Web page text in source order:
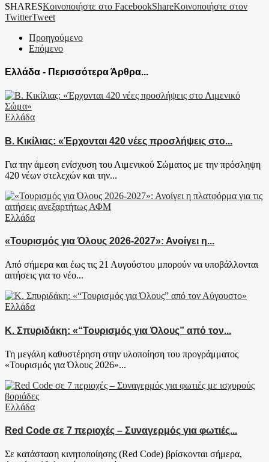
SHARESΚοινοποιήστε στο FacebookShareΚοινοποιήστε στον
TwitterTweet
Προηγούμενο
Επόμενο
Ελλάδα - Περισσότερα Άρθρα...
Ελλάδα
Β. Κικίλιας: «Έρχονται 420 νέες προσλήψεις στο...
Για την άμεση ενίσχυση του Λιμενικού Σώματος με την πρόσληψη
420 νέων στελεχών και την...
Ελλάδα
«Τουρισμός για Όλους 2026-2027»: Ανοίγει η...
Από σήμερα και έως τις 21 Αυγούστου μπορούν να υποβάλλονται
αιτήσεις για το νέο...
Ελλάδα
Κ. Σπυριδάκη: «“Τουρισμός για Όλους” από τον...
Τη μεγάλη καθυστέρηση στην υλοποίηση του προγράμματος
«Τουρισμός για Όλους 2026»...
Ελλάδα
Red Code σε 7 περιοχές – Συναγερμός για φωτιές...
Σε κατάσταση κινητοποίησης (Red Code) βρίσκονται σήμερα,